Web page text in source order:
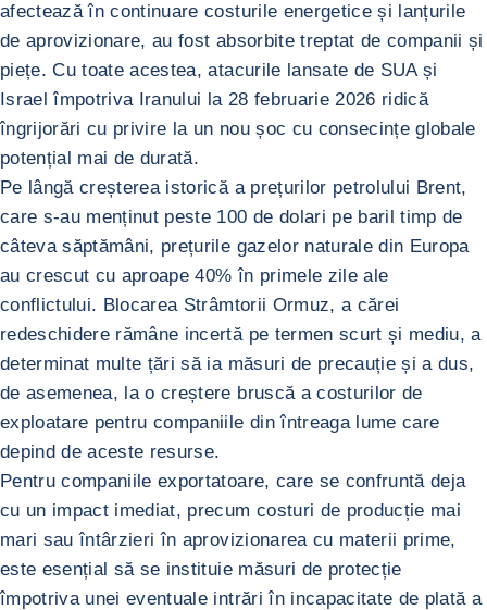
afectează în continuare costurile energetice și lanțurile
de aprovizionare, au fost absorbite treptat de companii și
piețe. Cu toate acestea, atacurile lansate de SUA și
Israel împotriva Iranului la 28 februarie 2026 ridică
îngrijorări cu privire la un nou șoc cu consecințe globale
potențial mai de durată.
Pe lângă creșterea istorică a prețurilor petrolului Brent,
care s-au menținut peste 100 de dolari pe baril timp de
câteva săptămâni, prețurile gazelor naturale din Europa
au crescut cu aproape 40% în primele zile ale
conflictului. Blocarea Strâmtorii Ormuz, a cărei
redeschidere rămâne incertă pe termen scurt și mediu, a
determinat multe țări să ia măsuri de precauție și a dus,
de asemenea, la o creștere bruscă a costurilor de
exploatare pentru companiile din întreaga lume care
depind de aceste resurse.
Pentru companiile exportatoare, care se confruntă deja
cu un impact imediat, precum costuri de producție mai
mari sau întârzieri în aprovizionarea cu materii prime,
este esențial să se instituie măsuri de protecție
împotriva unei eventuale intrări în incapacitate de plată a